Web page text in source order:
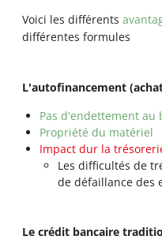
Voici les différents
différentes formules
L'autofinancement
Pas d'endettement au
Propriété du matériel
Impact dur la
Les difficultés de
de défaillance des
Le crédit bancaire